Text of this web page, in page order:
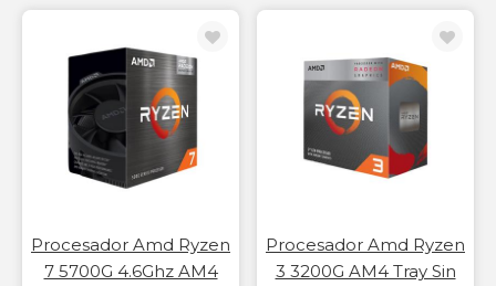
Procesador Amd Ryzen
7 5700G 4.6Ghz AM4
Procesador Amd Ryzen
3 3200G AM4 Tray Sin